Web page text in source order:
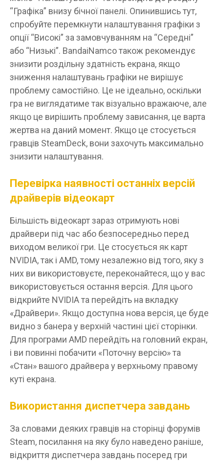
“Графіка” внизу бічної панелі. Опинившись тут,
спробуйте перемкнути налаштування графіки з
опції “Високі” за замовчуванням на “Середні”
або “Низькі”. BandaiNamco також рекомендує
знизити роздільну здатність екрана, якщо
зниження налаштувань графіки не вирішує
проблему самостійно. Це не ідеально, оскільки
гра не виглядатиме так візуально вражаюче, але
якщо це вирішить проблему зависання, це варта
жертва на даний момент. Якщо це стосується
гравців SteamDeck, вони захочуть максимально
знизити налаштування.
Перевірка наявності останніх версій
драйверів відеокарт
Більшість відеокарт зараз отримують нові
драйвери під час або безпосередньо перед
виходом великої гри. Це стосується як карт
NVIDIA, так і AMD, тому незалежно від того, яку з
них ви використовуєте, переконайтеся, що у вас
використовується остання версія. Для цього
відкрийте NVIDIA та перейдіть на вкладку
«Драйвери». Якщо доступна нова версія, це буде
видно з банера у верхній частині цієї сторінки.
Для програми AMD перейдіть на головний екран,
і ви повинні побачити «Поточну версію» та
«Стан» вашого драйвера у верхньому правому
куті екрана.
Використання диспетчера завдань
За словами деяких гравців на сторінці форумів
Steam, посилання на яку було наведено раніше,
відкриття диспетчера завдань посеред гри